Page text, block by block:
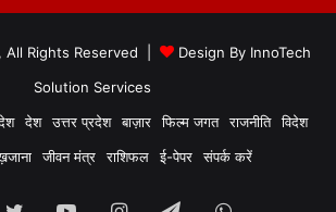
Rights Reserved | Design By InnoTech
Solution Services
देश उत्तर प्रदेश बाज़ार फिल्म जगत राजनीति
विदेश
जीवन मंत्र राशिफल ई-पेपर संपर्क करें